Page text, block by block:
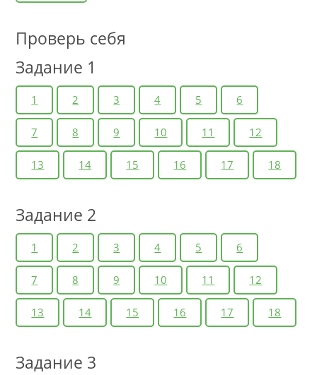
Проверь себя
Задание 1
1 2 3 4 5 6
7 8 9 10 11 12
13 14 15 16 17 18
Задание 2
1 2 3 4 5 6
7 8 9 10 11 12
13 14 15 16 17 18
Задание 3